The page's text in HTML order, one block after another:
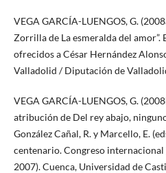
VEGA GARCÍA-LUENGOS, G.
Zorrilla de La esmeralda del amor”.
ofrecidos a César Hernández
Valladolid / Diputación de
VEGA GARCÍA-LUENGOS, G.
atribución de Del rey abajo,
González Cañal, R. y Marcello, E.
centenario. Congreso
2007). Cuenca, Universidad de